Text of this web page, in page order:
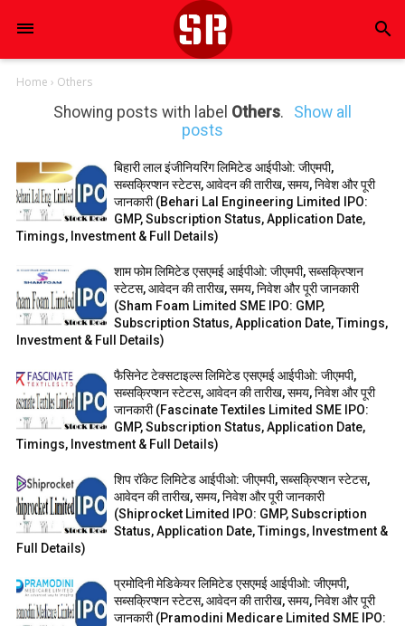
search
Home › Others
Showing posts with label Others.
Show all
posts
बिहारी लाल इंजीनियरिंग लिमिटेड आईपीओ: जीएमपी,
सब्सक्रिप्शन स्टेटस, आवेदन की तारीख, समय, निवेश और पूरी
जानकारी (Behari Lal Engineering Limited IPO:
GMP, Subscription Status, Application Date,
Timings, Investment & Full Details)
शाम फोम लिमिटेड एसएमई आईपीओ: जीएमपी, सब्सक्रिप्शन
स्टेटस, आवेदन की तारीख, समय, निवेश और पूरी जानकारी
(Sham Foam Limited SME IPO: GMP,
Subscription Status, Application Date, Timings,
Investment & Full Details)
फैसिनेट टेक्सटाइल्स लिमिटेड एसएमई आईपीओ: जीएमपी,
सब्सक्रिप्शन स्टेटस, आवेदन की तारीख, समय, निवेश और पूरी
जानकारी (Fascinate Textiles Limited SME IPO:
GMP, Subscription Status, Application Date,
Timings, Investment & Full Details)
शिप रॉकेट लिमिटेड आईपीओ: जीएमपी, सब्सक्रिप्शन स्टेटस,
आवेदन की तारीख, समय, निवेश और पूरी जानकारी
(Shiprocket Limited IPO: GMP, Subscription
Status, Application Date, Timings, Investment &
Full Details)
प्रमोदिनी मेडिकेयर लिमिटेड एसएमई आईपीओ: जीएमपी,
सब्सक्रिप्शन स्टेटस, आवेदन की तारीख, समय, निवेश और पूरी
जानकारी (Pramodini Medicare Limited SME IPO: